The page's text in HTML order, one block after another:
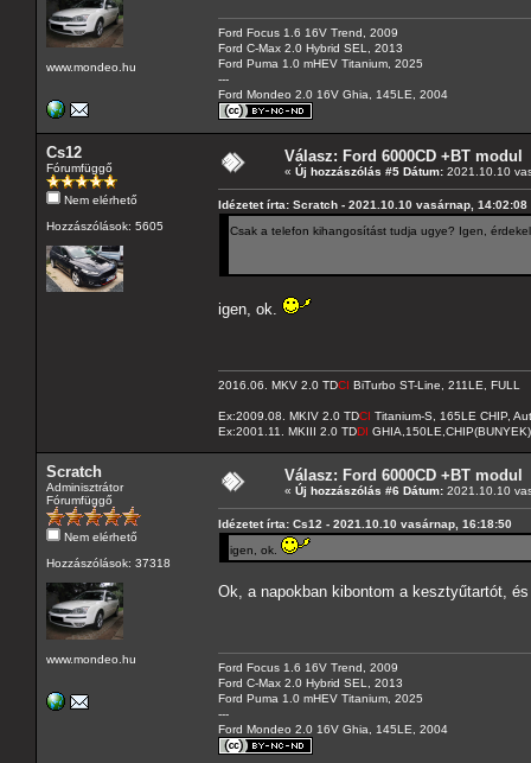
www.mondeo.hu
Ford Focus 1.6 16V Trend, 2009
Ford C-Max 2.0 Hybrid SEL, 2013
Ford Puma 1.0 mHEV Titanium, 2025
---
Ford Mondeo 2.0 16V Ghia, 145LE, 2004
Cs12
Fórumfüggő
Nem elérhető
Hozzászólások: 5605
Válasz: Ford 6000CD +BT modul
« Új hozzászólás #5 Dátum: 2021.10.10
Idézetet írta: Scratch - 2021.10.10 vasárnap, 14:02:08
Csak a telefon kihangosítást tudja ugye? Igen,
igen, ok.
2016.06. MKV 2.0 TDCI BiTurbo ST-Line, 211LE, FULL
Ex:2009.08. MKIV 2.0 TDCI Titanium-S, 165LE CHIP,
Ex:2001.11. MKIII 2.0 TDDI
Scratch
Adminisztrátor
Fórumfüggő
Nem elérhető
Hozzászólások: 37318
www.mondeo.hu
Válasz: Ford 6000CD +BT modul
« Új hozzászólás #6 Dátum: 2021.10.10
Idézetet írta: Cs12 - 2021.10.10 vasárnap, 16:18:50
igen, ok.
Ok, a napokban kibontom a kesztyűtartót,
Ford Focus 1.6 16V Trend, 2009
Ford C-Max 2.0 Hybrid SEL, 2013
Ford Puma 1.0 mHEV Titanium, 2025
---
Ford Mondeo 2.0 16V Ghia, 145LE, 2004